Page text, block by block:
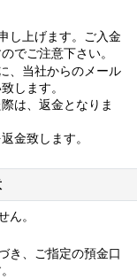
し上げます。ご入金
でご注意下さい。
、当社からのメール
します。
は、返金となりま
金致します。
ん。
き、ご指定の預金口